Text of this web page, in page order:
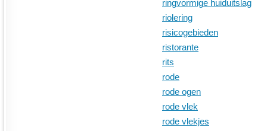
ringvormige huiduitslag
riolering
risicogebieden
ristorante
rits
rode
rode ogen
rode vlek
rode vlekjes